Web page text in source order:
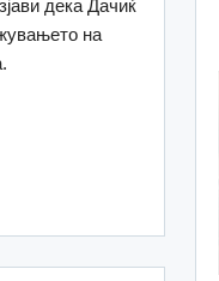
дека Дачиќ
на